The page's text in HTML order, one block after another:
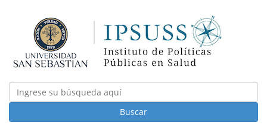
Buscar